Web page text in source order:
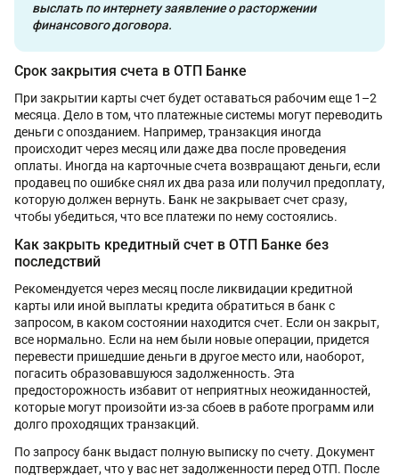
выслать по интернету заявление о расторжении
финансового договора.
Срок закрытия счета в ОТП Банке
При закрытии карты счет будет оставаться рабочим еще 1–2
месяца. Дело в том, что платежные системы могут переводить
деньги с опозданием. Например, транзакция иногда
происходит через месяц или даже два после проведения
оплаты. Иногда на карточные счета возвращают деньги, если
продавец по ошибке снял их два раза или получил предоплату,
которую должен вернуть. Банк не закрывает счет сразу,
чтобы убедиться, что все платежи по нему состоялись.
Как закрыть кредитный счет в ОТП Банке без
последствий
Рекомендуется через месяц после ликвидации кредитной
карты или иной выплаты кредита обратиться в банк с
запросом, в каком состоянии находится счет. Если он закрыт,
все нормально. Если на нем были новые операции, придется
перевести пришедшие деньги в другое место или, наоборот,
погасить образовавшуюся задолженность. Эта
предосторожность избавит от неприятных неожиданностей,
которые могут произойти из-за сбоев в работе программ или
долго проходящих транзакций.
По запросу банк выдаст полную выписку по счету. Документ
подтверждает, что у вас нет задолженности перед ОТП. После